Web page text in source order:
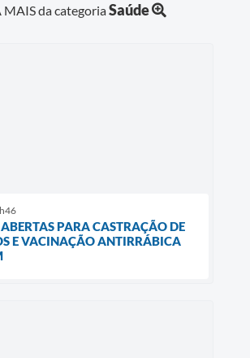
MAIS da categoriaSaúde
PARA CASTRAÇÃO DE
E VACINAÇÃO ANTIRRÁBICA